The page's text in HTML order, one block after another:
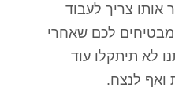
אותו צריך לעבוד
מבטיחים לכם שאחרי
לא תיתקלו עוד
ואף לנצח.